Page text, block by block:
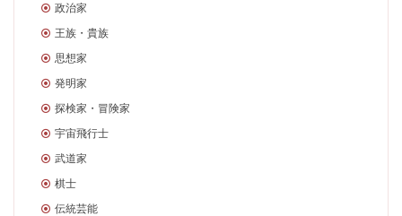
政治家
王族・貴族
思想家
発明家
探検家・冒険家
宇宙飛行士
武道家
棋士
伝統芸能